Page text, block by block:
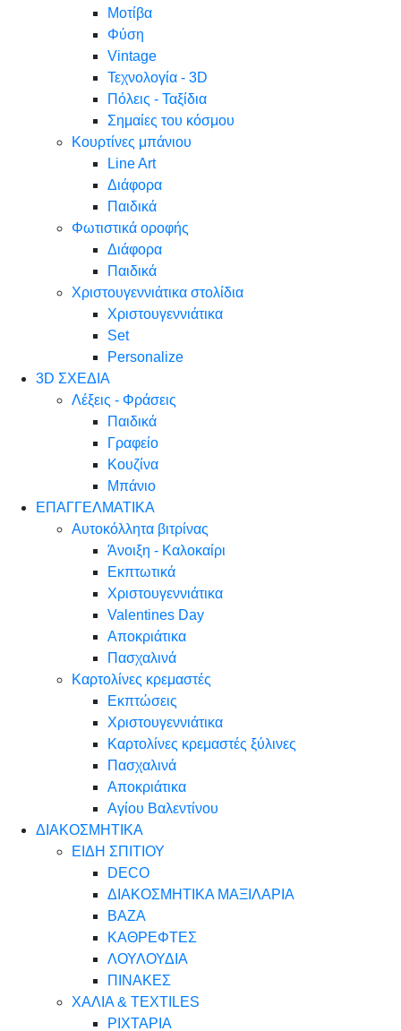
Μοτίβα
Φύση
Vintage
Τεχνολογία - 3D
Πόλεις - Ταξίδια
Σημαίες του κόσμου
Κουρτίνες μπάνιου
Line Art
Διάφορα
Παιδικά
Φωτιστικά οροφής
Διάφορα
Παιδικά
Χριστουγεννιάτικα στολίδια
Χριστουγεννιάτικα
Set
Personalize
3D ΣΧΕΔΙΑ
Λέξεις - Φράσεις
Παιδικά
Γραφείο
Κουζίνα
Μπάνιο
ΕΠΑΓΓΕΛΜΑΤΙΚΑ
Αυτοκόλλητα βιτρίνας
Άνοιξη - Καλοκαίρι
Εκπτωτικά
Χριστουγεννιάτικα
Valentines Day
Αποκριάτικα
Πασχαλινά
Καρτολίνες κρεμαστές
Εκπτώσεις
Χριστουγεννιάτικα
Καρτολίνες κρεμαστές ξύλινες
Πασχαλινά
Αποκριάτικα
Αγίου Βαλεντίνου
ΔΙΑΚΟΣΜΗΤΙΚΑ
ΕΙΔΗ ΣΠΙΤΙΟΥ
DECO
ΔΙΑΚΟΣΜΗΤΙΚΑ ΜΑΞΙΛΑΡΙΑ
ΒΑΖΑ
ΚΑΘΡΕΦΤΕΣ
ΛΟΥΛΟΥΔΙΑ
ΠΙΝΑΚΕΣ
ΧΑΛΙΑ & TEXTILES
ΡΙΧΤΑΡΙΑ